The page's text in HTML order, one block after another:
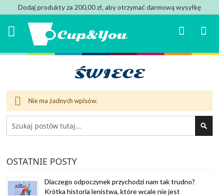
Dodaj produkty za 200,00 zł, aby otrzymać darmową wysyłkę
Mój
Search
ŚWIECE
Nie ma żadnych wpisów.
OSTATNIE POSTY
Dlaczego odpoczynek przychodzi nam tak trudno?
Krótka historia lenistwa, które wcale nie jest